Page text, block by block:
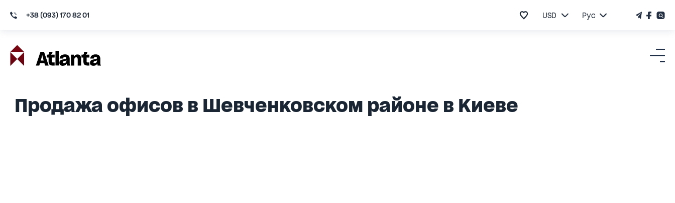
+38 (093) 170 82 01 USD Рус
Продажа офисов в Шевченковском районе в Киеве